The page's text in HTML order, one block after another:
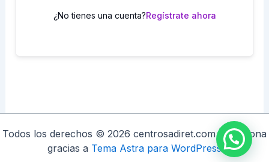
¿No tienes una cuenta?Regístrate ahora
Todos los derechos © 2026 centrosadiret.com | Funciona
gracias a Tema Astra para WordPress